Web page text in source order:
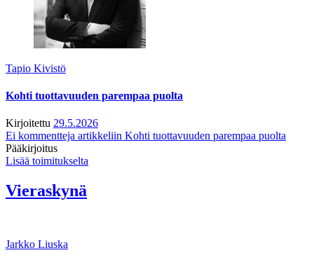
Tapio Kivistö
Kohti tuottavuuden parempaa puolta
Kirjoitettu 29.5.2026
Ei kommentteja artikkeliin Kohti tuottavuuden parempaa puolta
Pääkirjoitus
Lisää toimitukselta
Vieraskynä
Jarkko Liuska